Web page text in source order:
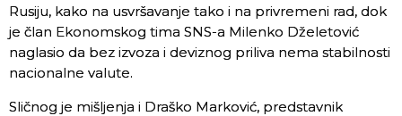
Rusiju, kako na usvršavanje tako i na privremeni rad, dok
je član Ekonomskog tima SNS-a Milenko Dželetović
naglasio da bez izvoza i deviznog priliva nema stabilnosti
nacionalne valute.
Sličnog je mišljenja i Draško Marković, predstavnik